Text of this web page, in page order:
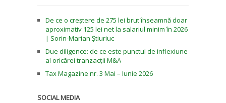
De ce o creștere de 275 lei brut înseamnă doar
aproximativ 125 lei net la salariul minim în 2026
| Sorin-Marian Știuriuc
Due diligence: de ce este punctul de inflexiune
al oricărei tranzacții M&A
Tax Magazine nr. 3 Mai – Iunie 2026
SOCIAL MEDIA